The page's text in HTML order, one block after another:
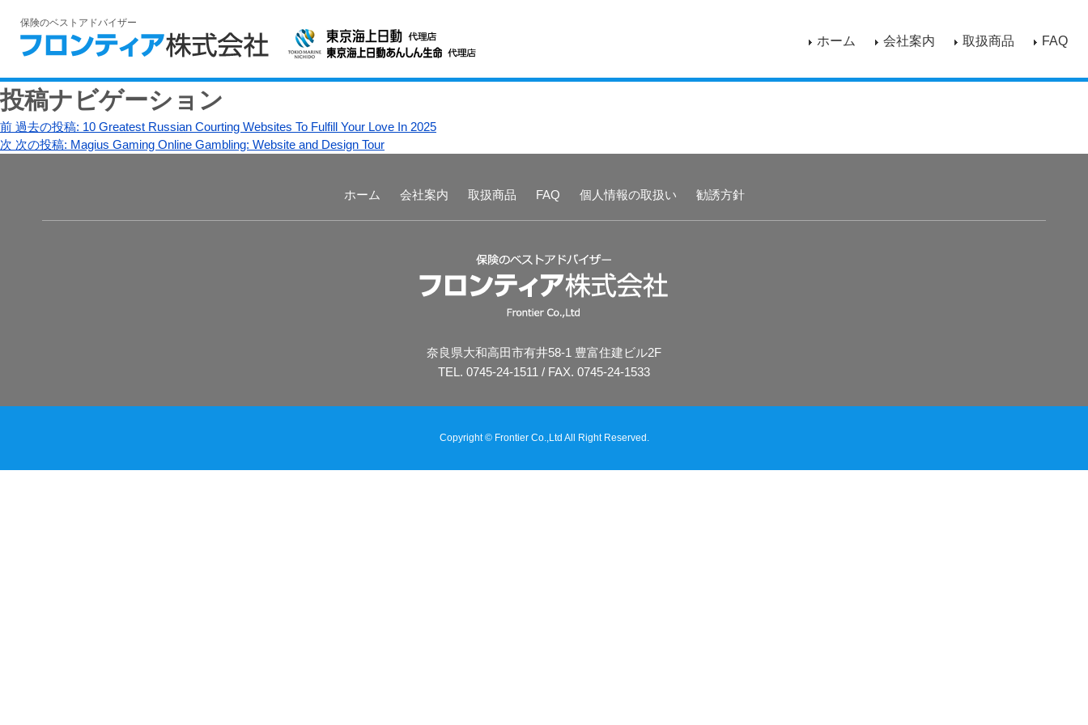
保険のベストアドバイザー
ホーム 会社案内 取扱商品 FAQ
投稿ナビゲーション
前 過去の投稿: 10 Greatest Russian Courting Websites To Fulfill Your Love In 2025
次 次の投稿: Magius Gaming Online Gambling: Website and Design Tour
ホーム 会社案内 取扱商品 FAQ 個人情報の取扱い 勧誘方針
奈良県大和高田市有井58-1 豊富住建ビル2F
TEL. 0745-24-1511 / FAX. 0745-24-1533
Copyright © Frontier Co.,Ltd All Right Reserved.